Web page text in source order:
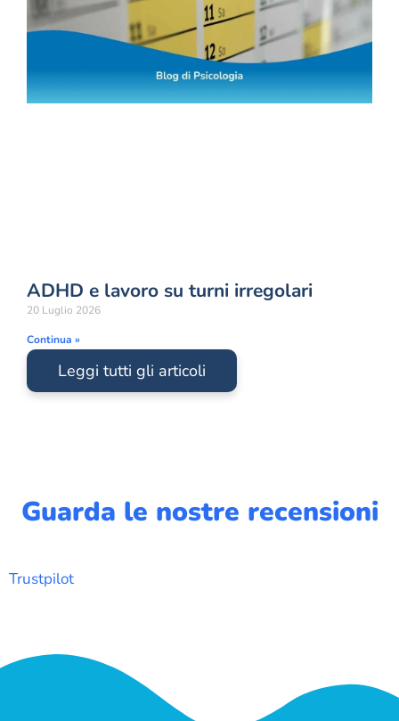
ADHD e lavoro su turni irregolari
20 Luglio 2026
Continua »
Leggi tutti gli articoli
Guarda le nostre recensioni
Trustpilot